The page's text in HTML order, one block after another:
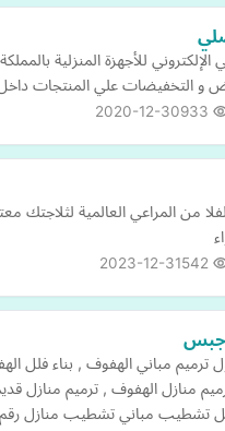
الإلكتروني للأجهزة المنزلية
و التخفيضات علي المنتجات
2020-12-30
من المراعي العالمية لثلاجتك
2023-12-31
جبس
ترميم مباني الهفوف , بناء فلل
منازل الهفوف , ترميم منازل
تشطيب مباني تشطيب منازل